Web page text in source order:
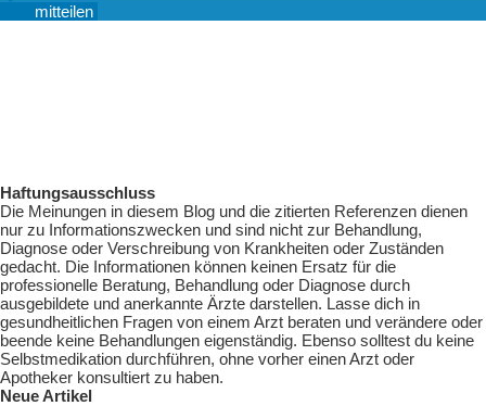
mitteilen
Haftungsausschluss
Die Meinungen in diesem Blog und die zitierten Referenzen dienen
nur zu Informationszwecken und sind nicht zur Behandlung,
Diagnose oder Verschreibung von Krankheiten oder Zuständen
gedacht. Die Informationen können keinen Ersatz für die
professionelle Beratung, Behandlung oder Diagnose durch
ausgebildete und anerkannte Ärzte darstellen. Lasse dich in
gesundheitlichen Fragen von einem Arzt beraten und verändere oder
beende keine Behandlungen eigenständig. Ebenso solltest du keine
Selbstmedikation durchführen, ohne vorher einen Arzt oder
Apotheker konsultiert zu haben.
Neue Artikel